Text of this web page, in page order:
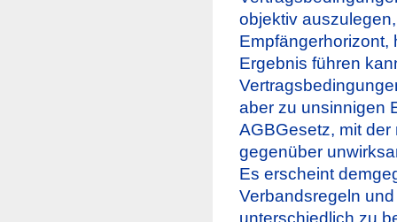
objektiv
Empfängerhorizont,
Ergebnis führen
aber zu unsinnigen
AGBGesetz, mit
gegenüber
Es erscheint
Verbandsregeln
unterschiedlich zu